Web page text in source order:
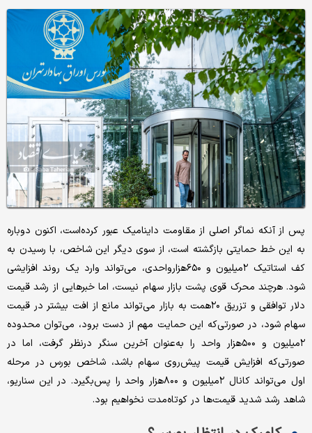
پس از آنکه نماگر اصلی از مقاومت داینامیک عبور کرده‌است، اکنون دوباره
به این خط حمایتی بازگشته است، از سوی دیگر این شاخص، با رسیدن به
کف استاتیک ۲میلیون و ۶۵۰هزار‌واحدی، می‌تواند وارد یک روند افزایشی
شود. هرچند محرک قوی پشت بازار سهام نیست، اما خبرهایی از رشد قیمت
دلار توافقی و تزریق ۲۰همت به بازار می‌تواند مانع از افت بیشتر در قیمت
سهام شود، در صورتی‌که این حمایت مهم از دست برود، می‌توان محدوده
۲میلیون و ۵۰۰هزار واحد را به‌عنوان آخرین سنگر درنظر گرفت، اما در
صورتی‌که افزایش قیمت پیش‌‌‌‌‌روی سهام باشد، شاخص بورس در مرحله
اول می‌تواند کانال ۲میلیون و ۸۰۰هزار واحد را پس‌بگیرد. در این سناریو،
شاهد رشد شدید قیمت‌ها در کوتاه‌مدت نخواهیم بود.